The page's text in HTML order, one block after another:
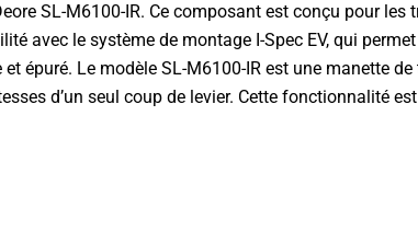
SL-M6100-IR. Ce composant est conçu pour les
avec le système de montage I-Spec EV, qui
épuré. Le modèle SL-M6100-IR est une manette
d’un seul coup de levier. Cette fonctionnalité